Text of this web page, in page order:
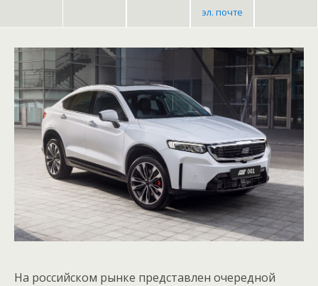
эл. почте
На российском рынке представлен очередной